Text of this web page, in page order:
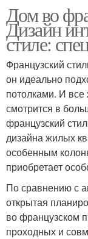
Дом во
Дизайн
стиле:
Французский
он идеально
потолками. И
смотрится в
французский
дизайна жилых
особенным
приобретает
По сравнению с
открытая
во французском
проходных и